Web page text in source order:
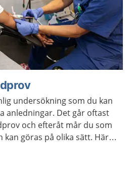
undersökning som du kan
anledningar. Det går oftast
och efteråt mår du som
kan göras på olika sätt. Här